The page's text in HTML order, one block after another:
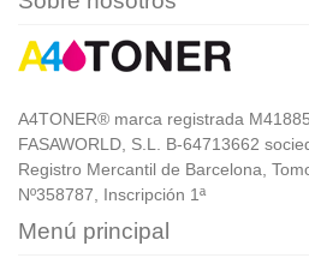
A4TONER® marca registrada
FASAWORLD, S.L. B-64713662
Registro Mercantil de Barcelona,
Nº358787, Inscripción 1ª
Menú principal